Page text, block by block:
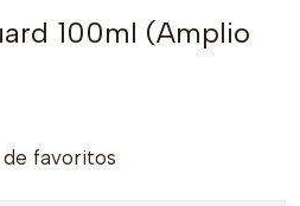
100ml (Amplio
favoritos